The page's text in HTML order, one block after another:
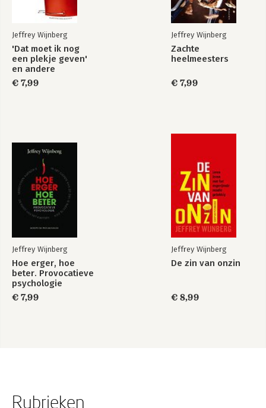
Jeffrey Wijnberg
'Dat moet ik nog
een plekje geven'
en andere
psychologische
onzin
€ 7,99
Jeffrey Wijnberg
Zachte
heelmeesters
€ 7,99
Jeffrey Wijnberg
Hoe erger, hoe
beter. Provocatieve
psychologie
€ 7,99
Jeffrey Wijnberg
De zin van onzin
€ 8,99
Rubrieken